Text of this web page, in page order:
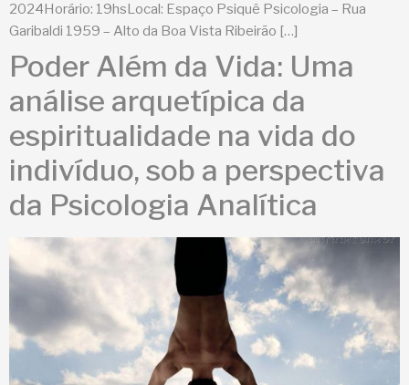
2024Horário: 19hsLocal: Espaço Psiquê Psicologia – Rua
Garibaldi 1959 – Alto da Boa Vista Ribeirão […]
Poder Além da Vida: Uma
análise arquetípica da
espiritualidade na vida do
indivíduo, sob a perspectiva
da Psicologia Analítica